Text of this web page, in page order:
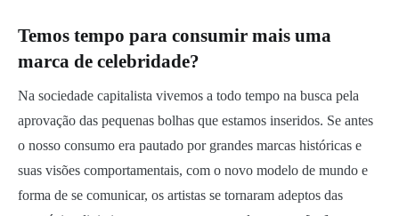
Temos tempo para consumir mais uma
marca de celebridade?
Na sociedade capitalista vivemos a todo tempo na busca pela
aprovação das pequenas bolhas que estamos inseridos. Se antes
o nosso consumo era pautado por grandes marcas históricas e
suas visões comportamentais, com o novo modelo de mundo e
forma de se comunicar, os artistas se tornaram adeptos das